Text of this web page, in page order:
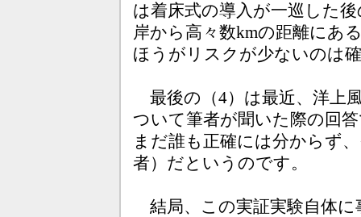
は着床式の導入が一巡した
岸から高々数kmの距離にあ
ほうがリスクが少ないのは
最後の（4）は最近、洋上
ついて筆者が聞いた際の回
まだ誰も正確には分からず
者）だというのです。
結局、この実証実験自体に